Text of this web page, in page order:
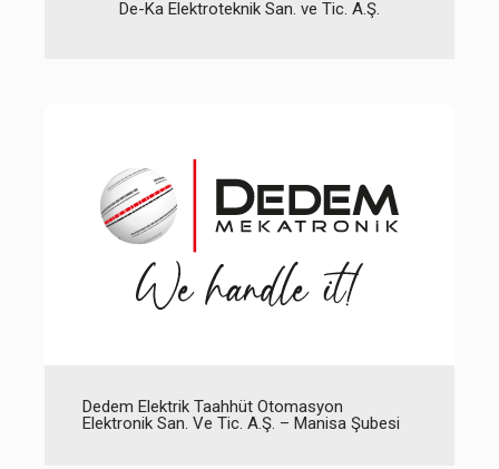
De-Ka Elektroteknik San. ve Tic. A.Ş.
Dedem Elektrik Taahhüt Otomasyon
Elektronik San. Ve Tic. A.Ş. – Manisa Şubesi